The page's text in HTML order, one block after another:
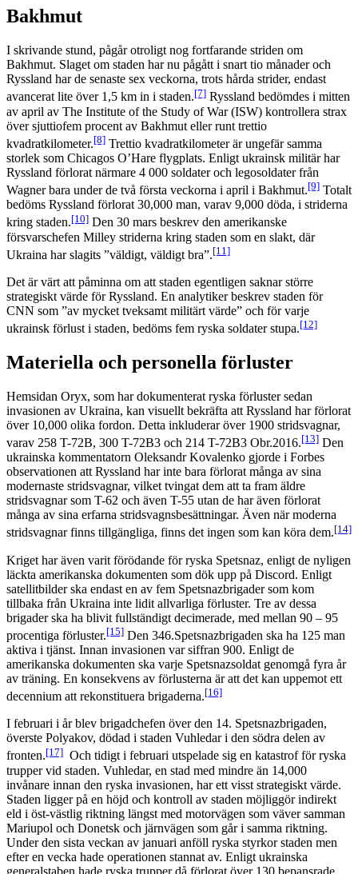
Bakhmut
I skrivande stund, pågår otroligt nog fortfarande striden om
Bakhmut. Slaget om staden har nu pågått i snart tio månader och
Ryssland har de senaste sex veckorna, trots hårda strider, endast
avancerat lite över 1,5 km in i staden.[7] Ryssland bedömdes i mitten
av april av The Institute of the Study of War (ISW) kontrollera strax
över sjuttiofem procent av Bakhmut eller runt trettio
kvadratkilometer.[8] Trettio kvadratkilometer är ungefär samma
storlek som Chicagos O’Hare flygplats. Enligt ukrainsk militär har
Ryssland förlorat närmare 4 000 soldater och legosoldater från
Wagner bara under de två första veckorna i april i Bakhmut.[9] Totalt
bedöms Ryssland förlorat 30,000 man, varav 9,000 döda, i striderna
kring staden.[10] Den 30 mars beskrev den amerikanske
försvarschefen Milley striderna kring staden som en slakt, där
Ukraina har slagits ”väldigt, väldigt bra”.[11]
Det är värt att påminna om att staden egentligen saknar större
strategiskt värde för Ryssland. En analytiker beskrev staden för
CNN som ”av mycket tveksamt militärt värde” och för varje
ukrainsk förlust i staden, bedöms fem ryska soldater stupa.[12]
Materiella och personella förluster
Hemsidan Oryx, som har dokumenterat ryska förluster sedan
invasionen av Ukraina, kan visuellt bekräfta att Ryssland har förlorat
över 10,000 olika fordon. Detta inkluderar över 1900 stridsvagnar,
varav 258 T-72B, 300 T-72B3 och 214 T-72B3 Obr.2016.[13] Den
ukrainska kommentatorn Oleksandr Kovalenko gjorde i Forbes
observationen att Ryssland har inte bara förlorat många av sina
modernaste stridsvagnar, vilket tvingat dem att ta fram äldre
stridsvagnar som T-62 och även T-55 utan de har även förlorat
många av sina erfarna stridsvagnsbesättningar. Även när moderna
stridsvagnar finns tillgängliga, finns det ingen som kan köra dem.[14]
Kriget har även varit förödande för ryska Spetsnaz, enligt de nyligen
läckta amerikanska dokumenten som dök upp på Discord. Enligt
satellitbilder ska endast en av fem Spetsnazbrigader som kom
tillbaka från Ukraina inte lidit allvarliga förluster. Tre av dessa
brigader ska ha blivit fullständigt decimerade, med mellan 90 – 95
procentiga förluster.[15] Den 346.Spetsnazbrigaden ska ha 125 man
aktiva i tjänst. Innan invasionen var siffran 900. Enligt de
amerikanska dokumenten ska varje Spetsnazsoldat genomgå fyra år
av träning. En konsekvens av förlusterna är att det kan uppemot ett
decennium att rekonstituera brigaderna.[16]
I februari i år blev brigadchefen över den 14. Spetsnazbrigaden,
överste Polyakov, dödad i staden Vuhledar i den södra delen av
fronten.[17] Och tidigt i februari utspelade sig en katastrof för ryska
trupper vid staden. Vuhledar, en stad med mindre än 14,000
invånare innan den ryska invasionen, har ett visst strategiskt värde.
Staden ligger på en höjd och kontroll av staden möjliggör indirekt
eld i öst-västlig riktning längst med motorvägen som väver samman
Mariupol och Donetsk och järnvägen som går i samma riktning.
Under den sista veckan av januari anföll ryska styrkor staden men
efter en vecka hade operationen stannat av. Enligt ukrainska
generalstaben hade ryska trupper då förlorat över 130 bepansrade